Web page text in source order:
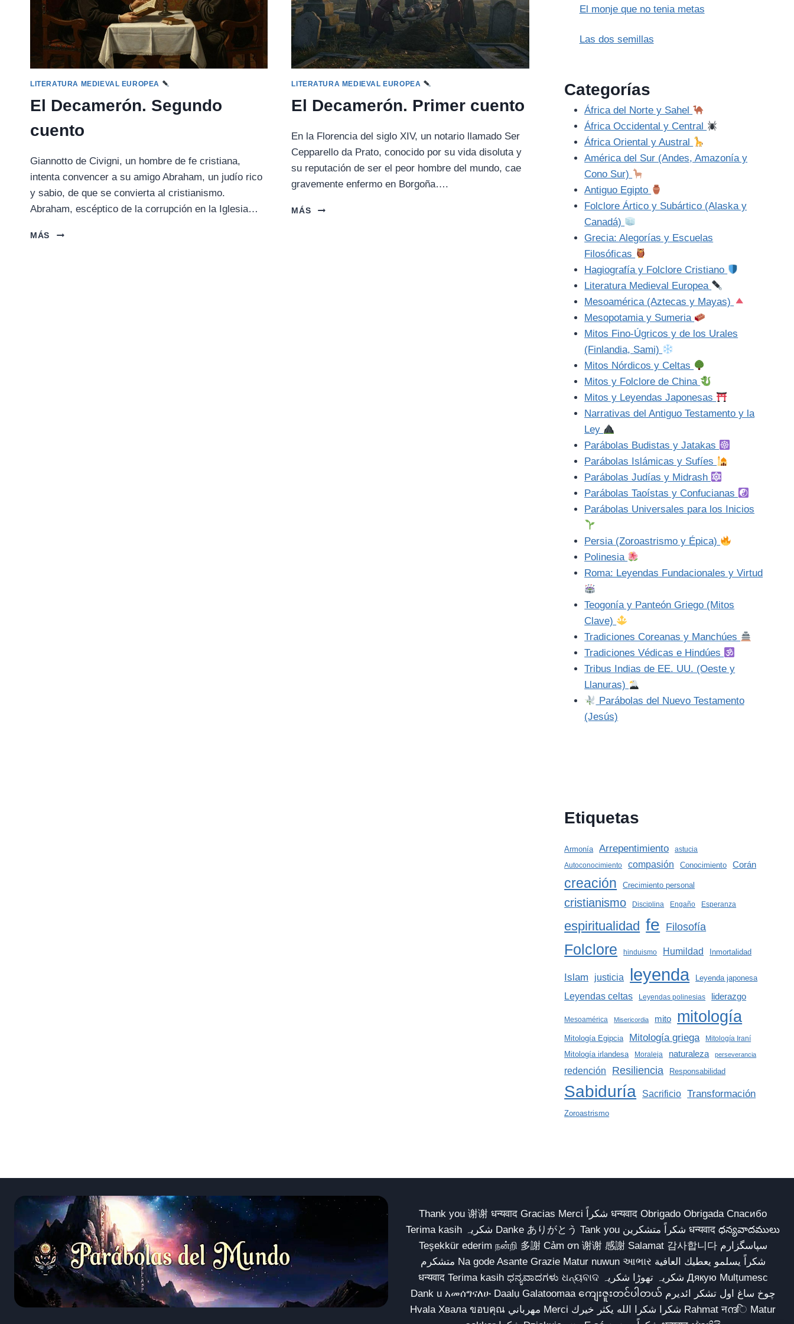
LITERATURA MEDIEVAL EUROPEA
El Decamerón. Segundo
cuento
Giannotto de Civigni, un hombre de fe cristiana,
intenta convencer a su amigo Abraham, un judío rico
y sabio, de que se convierta al cristianismo.
Abraham, escéptico de la corrupción en la Iglesia…
MÁS
EL
LITERATURA MEDIEVAL EUROPEA
El Decamerón. Primer cuento
En la Florencia del siglo XIV, un notario llamado Ser
Cepparello da Prato, conocido por su vida disoluta y
su reputación de ser el peor hombre del mundo, cae
gravemente enfermo en Borgoña….
MÁS
EL
El monje que no tenia metas
Las dos semillas
Categorías
África del Norte y Sahel
África Occidental y Central
África Oriental y Austral
América del Sur (Andes, Amazonía y
Cono Sur)
Antiguo Egipto
Folclore Ártico y Subártico (Alaska y
Canadá)
Grecia: Alegorías y Escuelas
Filosóficas
Hagiografía y Folclore Cristiano
Literatura Medieval Europea
Mesoamérica (Aztecas y Mayas)
Mesopotamia y Sumeria
Mitos Fino-Úgricos y de los Urales
(Finlandia, Sami)
Mitos Nórdicos y Celtas
Mitos y Folclore de China
Mitos y Leyendas Japonesas
Narrativas del Antiguo Testamento y la
Ley
Parábolas Budistas y Jatakas
Parábolas Islámicas y Sufíes
Parábolas Judías y Midrash
Parábolas Taoístas y Confucianas
Parábolas Universales para los Inicios
Persia (Zoroastrismo y Épica)
Polinesia
Roma: Leyendas Fundacionales y Virtud
Teogonía y Panteón Griego (Mitos
Clave)
Tradiciones Coreanas y Manchúes
Tradiciones Védicas e Hindúes
Tribus Indias de EE. UU. (Oeste y
Llanuras)
Parábolas del Nuevo Testamento
(Jesús)
Etiquetas
Armonía Arrepentimiento
astucia
Autoconocimiento
compasión Conocimiento Corán
creación Crecimiento personal
cristianismo Disciplina Engaño Esperanza
espiritualidad fe Filosofía
Folclore hinduismo Humildad Inmortalidad
Islam justicia leyenda Leyenda japonesa
Leyendas celtas Leyendas polinesias liderazgo
Mesoamérica Misericordia mito mitología
Mitología Egipcia Mitología griega Mitología Iraní
Mitología irlandesa Moraleja naturaleza perseverancia
redención Resiliencia Responsabilidad
Sabiduría Sacrificio Transformación
Zoroastrismo
Thank you 谢谢 धन्यवाद Gracias Merci شكراً धन्यवाद Obrigado Obrigada Спасибо
Terima kasih شکریہ Danke ありがとう Tank you شكراً متشكرين धन्यवाद ధన్యవాదములు
Teşekkür ederim நன்றி 多謝 Cảm ơn 谢谢 感謝 Salamat 감사합니다 سپاسگزارم
متشکرم Na gode Asante Grazie Matur nuwun આભાર شكراً يسلمو يعطيك العافية
धन्यवाद Terima kasih ಧನ್ಯವಾದಗಳು ଧନ୍ୟବାଦ شکریہ تھوڑا شکریہ Дякую Mulțumesc
Dank u አመሰግናለሁ Daalụ Galatoomaa ကျေးဇူးတင်ပါတယ် چوخ ساغ اول تشکر ائدیرم
Hvala Хвала ขอบคุณ مهرباني Merci شكرا شكرا الله يكثر خيرك Rahmat नന്ദि Matur